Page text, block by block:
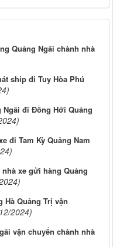
Quảng Ngãi chành nhà
ship đi Tuy Hòa Phú
Ngãi đi Đồng Hới Quảng
đi Tam Kỳ Quảng Nam
xe gửi hàng Quảng
Hà Quảng Trị vận
2024)
vận chuyển chành nhà